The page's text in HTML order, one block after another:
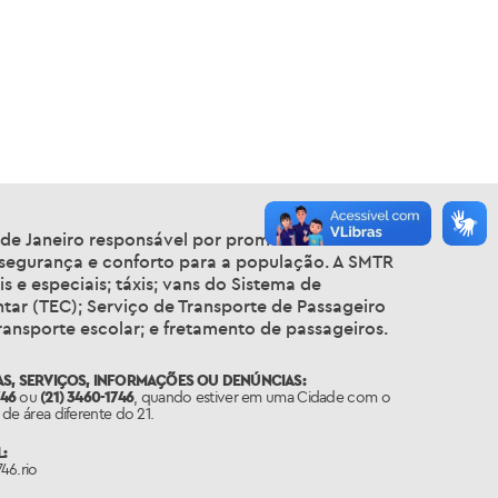
Janeiro responsável por promover a melhoria
e conforto para a população. A SMTR
e especiais; táxis; vans do Sistema de
(TEC); Serviço de Transporte de Passageiro
escolar; e fretamento de passageiros.
SERVIÇOS, INFORMAÇÕES OU DENÚNCIAS:
ou (21) 3460-1746, quando estiver em uma Cidade com o
área diferente do 21.